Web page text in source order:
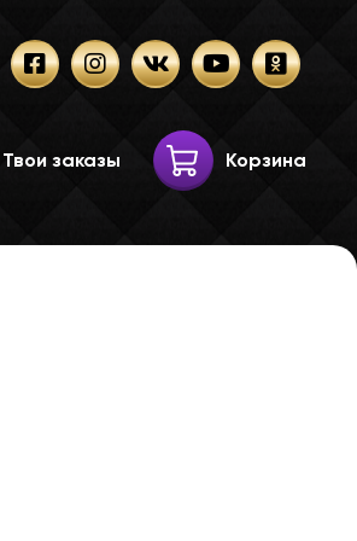
Твои заказы Корзина